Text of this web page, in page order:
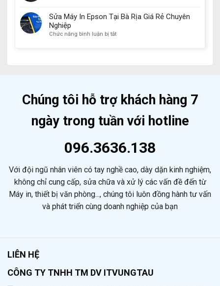
Giá
Cao
Hiện
Tại
Rịa
Máy
Không
Sửa Máy In Epson Tại Bà Rịa Giá Rẻ Chuyên
Nghiệp
Chức năng bình luận bị tắtở
Giá
Chuyên
Nghiệp
Chúng tôi hỗ trợ khách hàng 7
ngày trong tuần với hotline
096.3636.138
Với đội ngũ nhân viên có tay nghề cao, dày dặn kinh nghiệm,
không chỉ cung cấp, sửa chữa và xử lý các vấn đề đến từ
Máy in, thiết bị văn phòng..., chúng tôi luôn đồng hành tư vấn
và phát triển cùng doanh nghiệp của bạn
LIÊN HỆ
CÔNG TY TNHH TM DV ITVUNGTAU